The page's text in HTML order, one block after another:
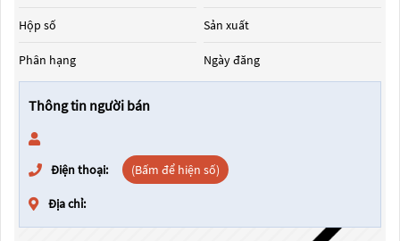
Hộp số
Phân hạng
Sản xuất
Ngày đăng
Thông tin người bán
Điện thoại: (Bấm để hiện số)
Địa chỉ: